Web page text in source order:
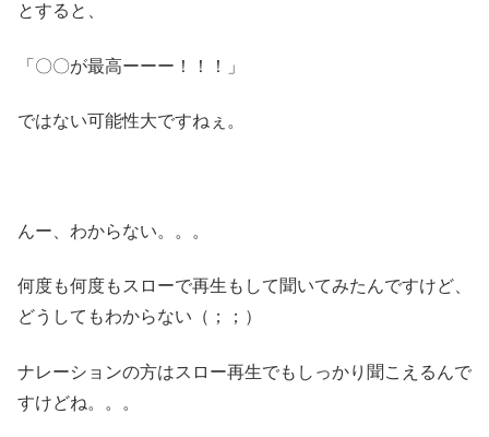
とすると、
「〇〇が最高ーーー！！！」
ではない可能性大ですねぇ。
んー、わからない。。。
何度も何度もスローで再生もして聞いてみたんですけど、
どうしてもわからない（；；）
ナレーションの方はスロー再生でもしっかり聞こえるんで
すけどね。。。